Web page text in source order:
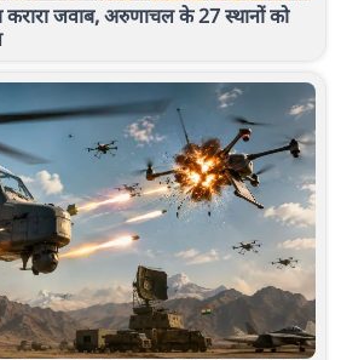
करारा जवाब, अरुणाचल के 27 स्थानों को